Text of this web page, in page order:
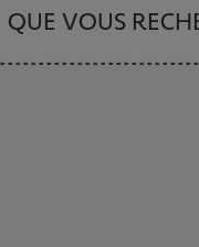
QUE VOUS